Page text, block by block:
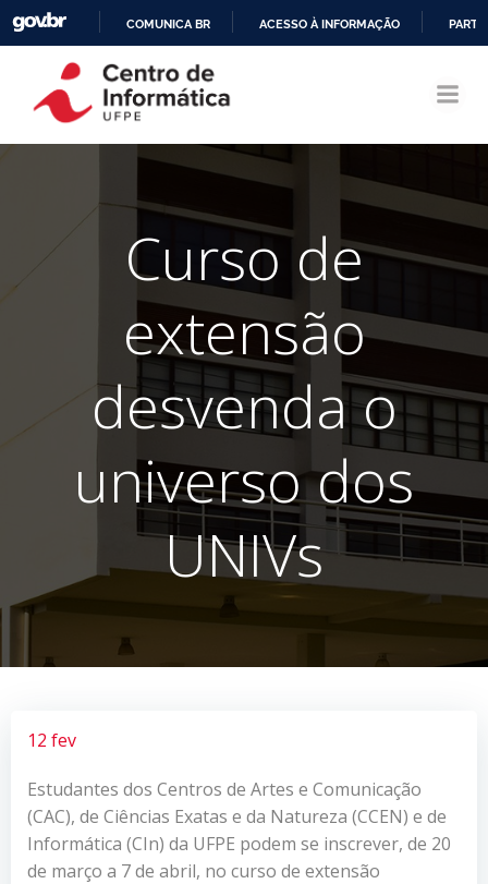
CONTEÚDO
COMUNICA BR ACESSO À INFORMAÇÃO
Curso de
extensão
desvenda o
universo dos
UNIVs
12 fev
Estudantes dos Centros de Artes e Comunicação
(CAC), de Ciências Exatas e da Natureza (CCEN) e de
Informática (CIn) da UFPE podem se inscrever, de 20
de março a 7 de abril, no curso de extensão